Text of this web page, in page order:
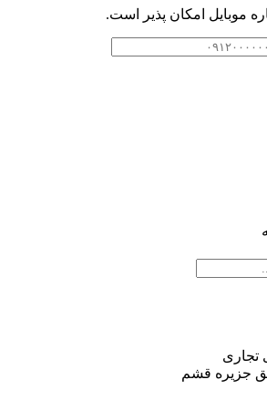
موبایل امکان پذیر است.
تجاری
جزیره قشم